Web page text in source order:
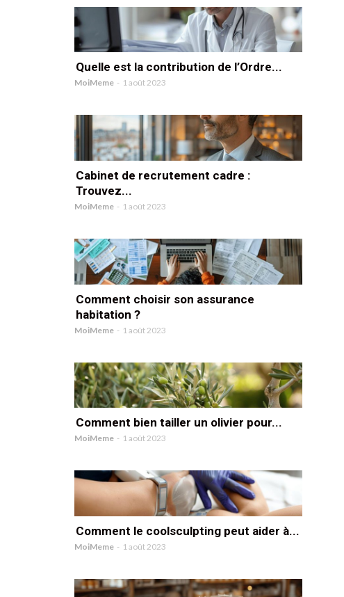
Quelle est la contribution de l’Ordre...
MoiMeme - 1 août 2023
Cabinet de recrutement cadre :
Trouvez...
MoiMeme - 1 août 2023
Comment choisir son assurance
habitation ?
MoiMeme - 1 août 2023
Comment bien tailler un olivier pour...
MoiMeme - 1 août 2023
Comment le coolsculpting peut aider à...
MoiMeme - 1 août 2023